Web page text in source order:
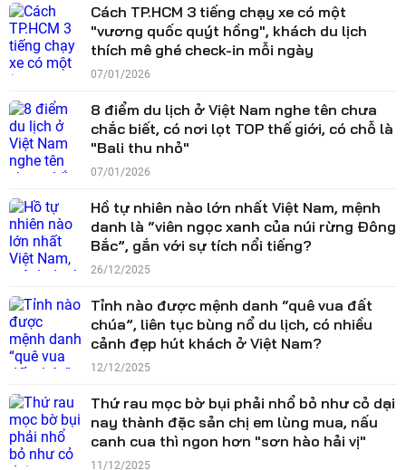
Cách TP.HCM 3 tiếng chạy xe có một
"vương quốc quýt hồng", khách du lịch
thích mê ghé check-in mỗi ngày
07/01/2026
8 điểm du lịch ở Việt Nam nghe tên chưa
chắc biết, có nơi lọt TOP thế giới, có chỗ là
"Bali thu nhỏ"
07/01/2026
Hồ tự nhiên nào lớn nhất Việt Nam, mệnh
danh là “viên ngọc xanh của núi rừng Đông
Bắc”, gắn với sự tích nổi tiếng?
26/12/2025
Tỉnh nào được mệnh danh “quê vua đất
chúa”, liên tục bùng nổ du lịch, có nhiều
cảnh đẹp hút khách ở Việt Nam?
12/12/2025
Thứ rau mọc bờ bụi phải nhổ bỏ như cỏ dại
nay thành đặc sản chị em lùng mua, nấu
canh cua thì ngon hơn "sơn hào hải vị"
11/12/2025